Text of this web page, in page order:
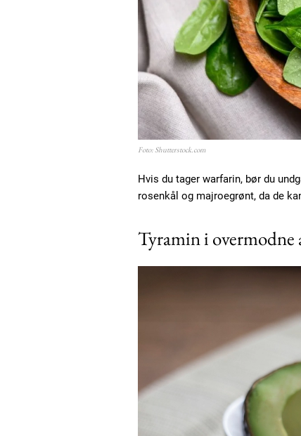
Foto: Shutterstock.com
Hvis du tager warfarin, bør du
rosenkål og majroegrønt, da de
Tyramin i overmodne